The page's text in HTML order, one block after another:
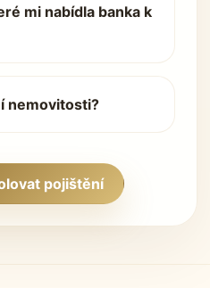
mi nabídla banka k
nemovitosti?
pojištění